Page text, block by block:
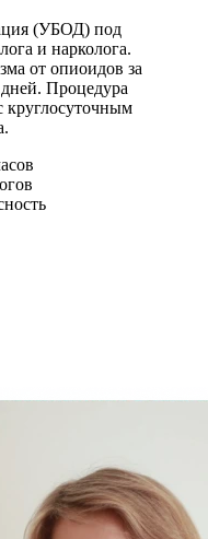
(УБОД) под
и нарколога.
от опиоидов за
дней. Процедура
круглосуточным